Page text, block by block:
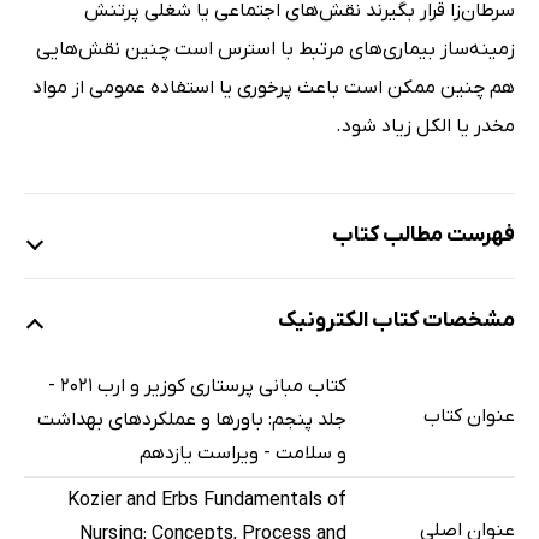
سرطان‌زا قرار بگیرند نقش‌های اجتماعی یا شغلی پرتنش
زمینه‌ساز بیماری‌های مرتبط با استرس است چنین نقش‌هایی
هم چنین ممکن است باعث پرخوری یا استفاده عمومی از مواد
مخدر یا الکل زیاد شود.
فهرست مطالب کتاب
سلامت فردی
به‌کارگیری چارچوب‌های نظری
برنامه چشم‌انداز افراد سالم 2020
برنامه چشم‌انداز افراد سالم 2030
مشخصات کتاب الکترونیک
عنوان کتاب
کتاب مبانی پرستاری کوزیر و ارب 2021 -
جلد پنجم: باورها و عملکردهای بهداشت
و سلامت - ویراست یازدهم
عنوان اصلی
Kozier and Erbs Fundamentals of